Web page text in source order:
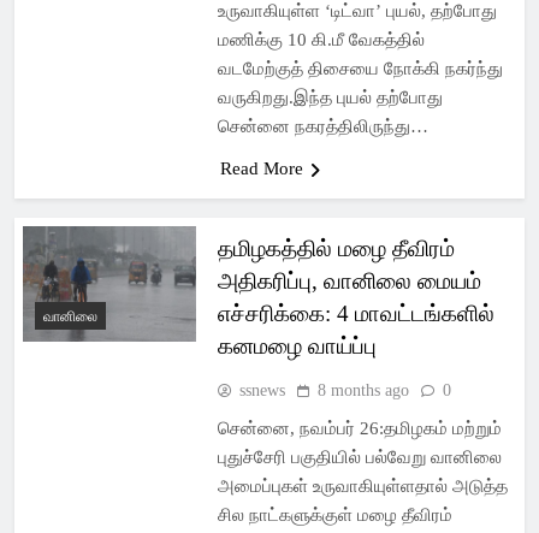
உருவாகியுள்ள ‘டிட்வா’ புயல், தற்போது
மணிக்கு 10 கி.மீ வேகத்தில்
வடமேற்குத் திசையை நோக்கி நகர்ந்து
வருகிறது.இந்த புயல் தற்போது
சென்னை நகரத்திலிருந்து…
Read More
வானிலை
தமிழகத்தில் மழை தீவிரம்
அதிகரிப்பு, வானிலை மையம்
எச்சரிக்கை: 4 மாவட்டங்களில்
கனமழை வாய்ப்பு
ssnews 8 months ago 0
சென்னை, நவம்பர் 26:தமிழகம் மற்றும்
புதுச்சேரி பகுதியில் பல்வேறு வானிலை
அமைப்புகள் உருவாகியுள்ளதால் அடுத்த
சில நாட்களுக்குள் மழை தீவிரம்